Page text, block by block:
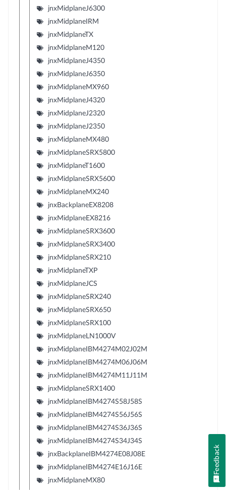
jnxMidplaneJ6300
jnxMidplaneIRM
jnxMidplaneTX
jnxMidplaneM120
jnxMidplaneJ4350
jnxMidplaneJ6350
jnxMidplaneMX960
jnxMidplaneJ4320
jnxMidplaneJ2320
jnxMidplaneJ2350
jnxMidplaneMX480
jnxMidplaneSRX5800
jnxMidplaneT1600
jnxMidplaneSRX5600
jnxMidplaneMX240
jnxBackplaneEX8208
jnxMidplaneEX8216
jnxMidplaneSRX3600
jnxMidplaneSRX3400
jnxMidplaneSRX210
jnxMidplaneTXP
jnxMidplaneJCS
jnxMidplaneSRX240
jnxMidplaneSRX650
jnxMidplaneSRX100
jnxMidplaneLN1000V
jnxMidplaneIBM4274M02J02M
jnxMidplaneIBM4274M06J06M
jnxMidplaneIBM4274M11J11M
jnxMidplaneSRX1400
jnxMidplaneIBM4274S58J58S
jnxMidplaneIBM4274S56J56S
jnxMidplaneIBM4274S36J36S
jnxMidplaneIBM4274S34J34S
jnxBackplaneIBM4274E08J08E
jnxMidplaneIBM4274E16J16E
jnxMidplaneMX80
Feedback